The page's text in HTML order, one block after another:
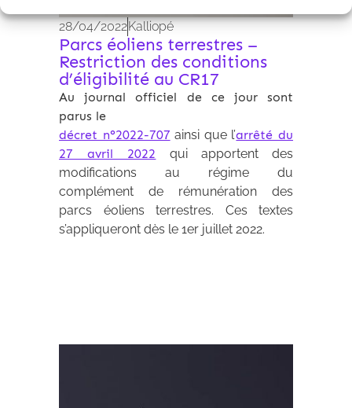
28/04/2022Kalliopé
Parcs éoliens terrestres –
Restriction des conditions
d’éligibilité au CR17
Au journal officiel de ce jour sont
parus le
décret n°2022-707 ainsi que l’arrêté du
27 avril 2022 qui apportent des
modifications au régime du
complément de rémunération des
parcs éoliens terrestres. Ces textes
s’appliqueront dès le 1er juillet 2022.